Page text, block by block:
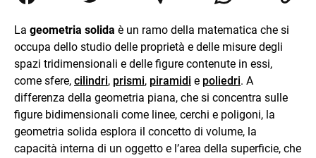
Relazioni Internazionali a Messina e in Economia
commercialisti sono stato chiamato per una supplenza
covid nella classe di insegnamento A47. Ho poi
conseguito l'abilitazione a Trieste nel sostegno e sono
entrato di ruolo nel 2023
La geometria solida è un ramo della matematica che si
occupa dello studio delle proprietà e delle misure degli
spazi tridimensionali e delle figure contenute in essi,
come sfere, cilindri, prismi, piramidi e poliedri. A
differenza della geometria piana, che si concentra sulle
figure bidimensionali come linee, cerchi e poligoni, la
geometria solida esplora il concetto di volume, la
capacità interna di un oggetto e l’area della superficie, che